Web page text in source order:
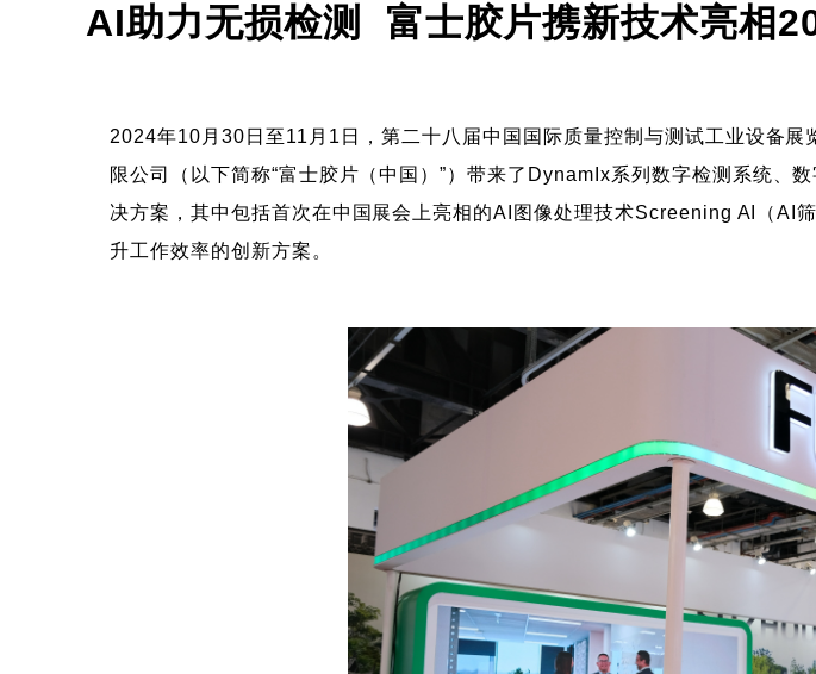
AI助力无损检测 富士胶片携新技术亮相
2024年10月30日至11月1日，第二十八届中国国际质量控制与测试工业设备
限公司（以下简称“富士胶片（中国）”）带来了DynamIx系列数字检测系统
决方案，其中包括首次在中国展会上亮相的AI图像处理技术Screening AI（AI
升工作效率的创新方案。